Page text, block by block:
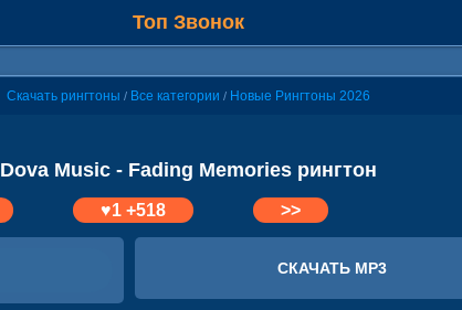
Топ Звонок
Скачать рингтоны / Все категории / Новые Рингтоны 2026
Dova Music - Fading Memories рингтон
♥1+518 >>
СКАЧАТЬ MP3